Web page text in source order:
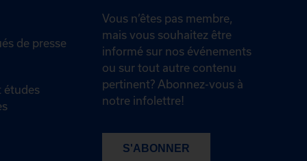
de presse
études
Vous n’êtes pas membre,
mais vous souhaitez être
informé sur nos événements
ou sur tout autre contenu
pertinent? Abonnez-vous à
notre infolettre!
S'ABONNER